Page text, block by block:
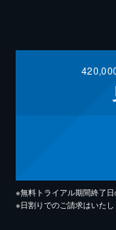
※無料トライアル期間終了日
※日割りでのご請求はいたし